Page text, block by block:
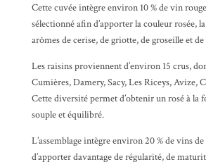
Cette cuvée intègre environ 10 % de vin
sélectionné afin d’apporter la couleur rosée,
arômes de cerise, de griotte, de groseille et
Les raisins proviennent d’environ 15 crus,
Cumières, Damery, Sacy, Les Riceys, Avize,
Cette diversité permet d’obtenir un rosé à la
souple et équilibré.
L’assemblage intègre environ 20 % de vins
d’apporter davantage de régularité, de